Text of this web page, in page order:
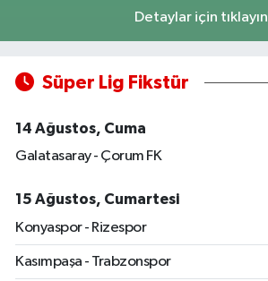
Detaylar için tıklayın
Süper Lig Fikstür
14 Ağustos, Cuma
Galatasaray - Çorum FK
15 Ağustos, Cumartesi
Konyaspor - Rizespor
Kasımpaşa - Trabzonspor